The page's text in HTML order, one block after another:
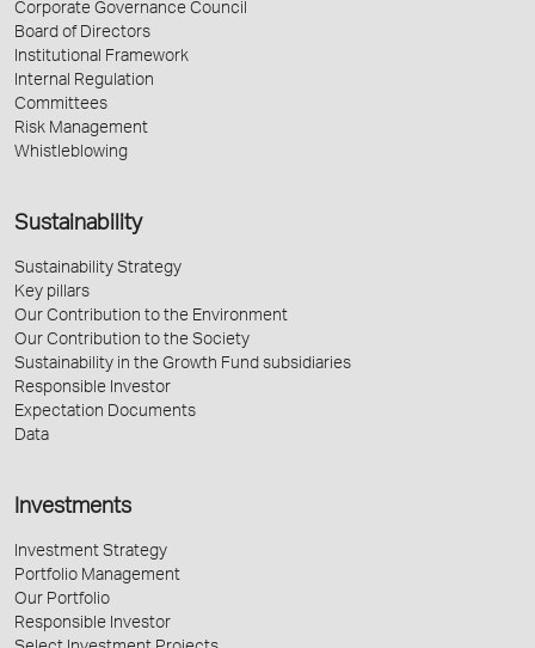
Corporate Governance Council
Board of Directors
Institutional Framework
Internal Regulation
Committees
Risk Management
Whistleblowing
Sustainability
Sustainability Strategy
Key pillars
Our Contribution to the Environment
Our Contribution to the Society
Sustainability in the Growth Fund subsidiaries
Responsible Investor
Expectation Documents
Data
Investments
Investment Strategy
Portfolio Management
Our Portfolio
Responsible Investor